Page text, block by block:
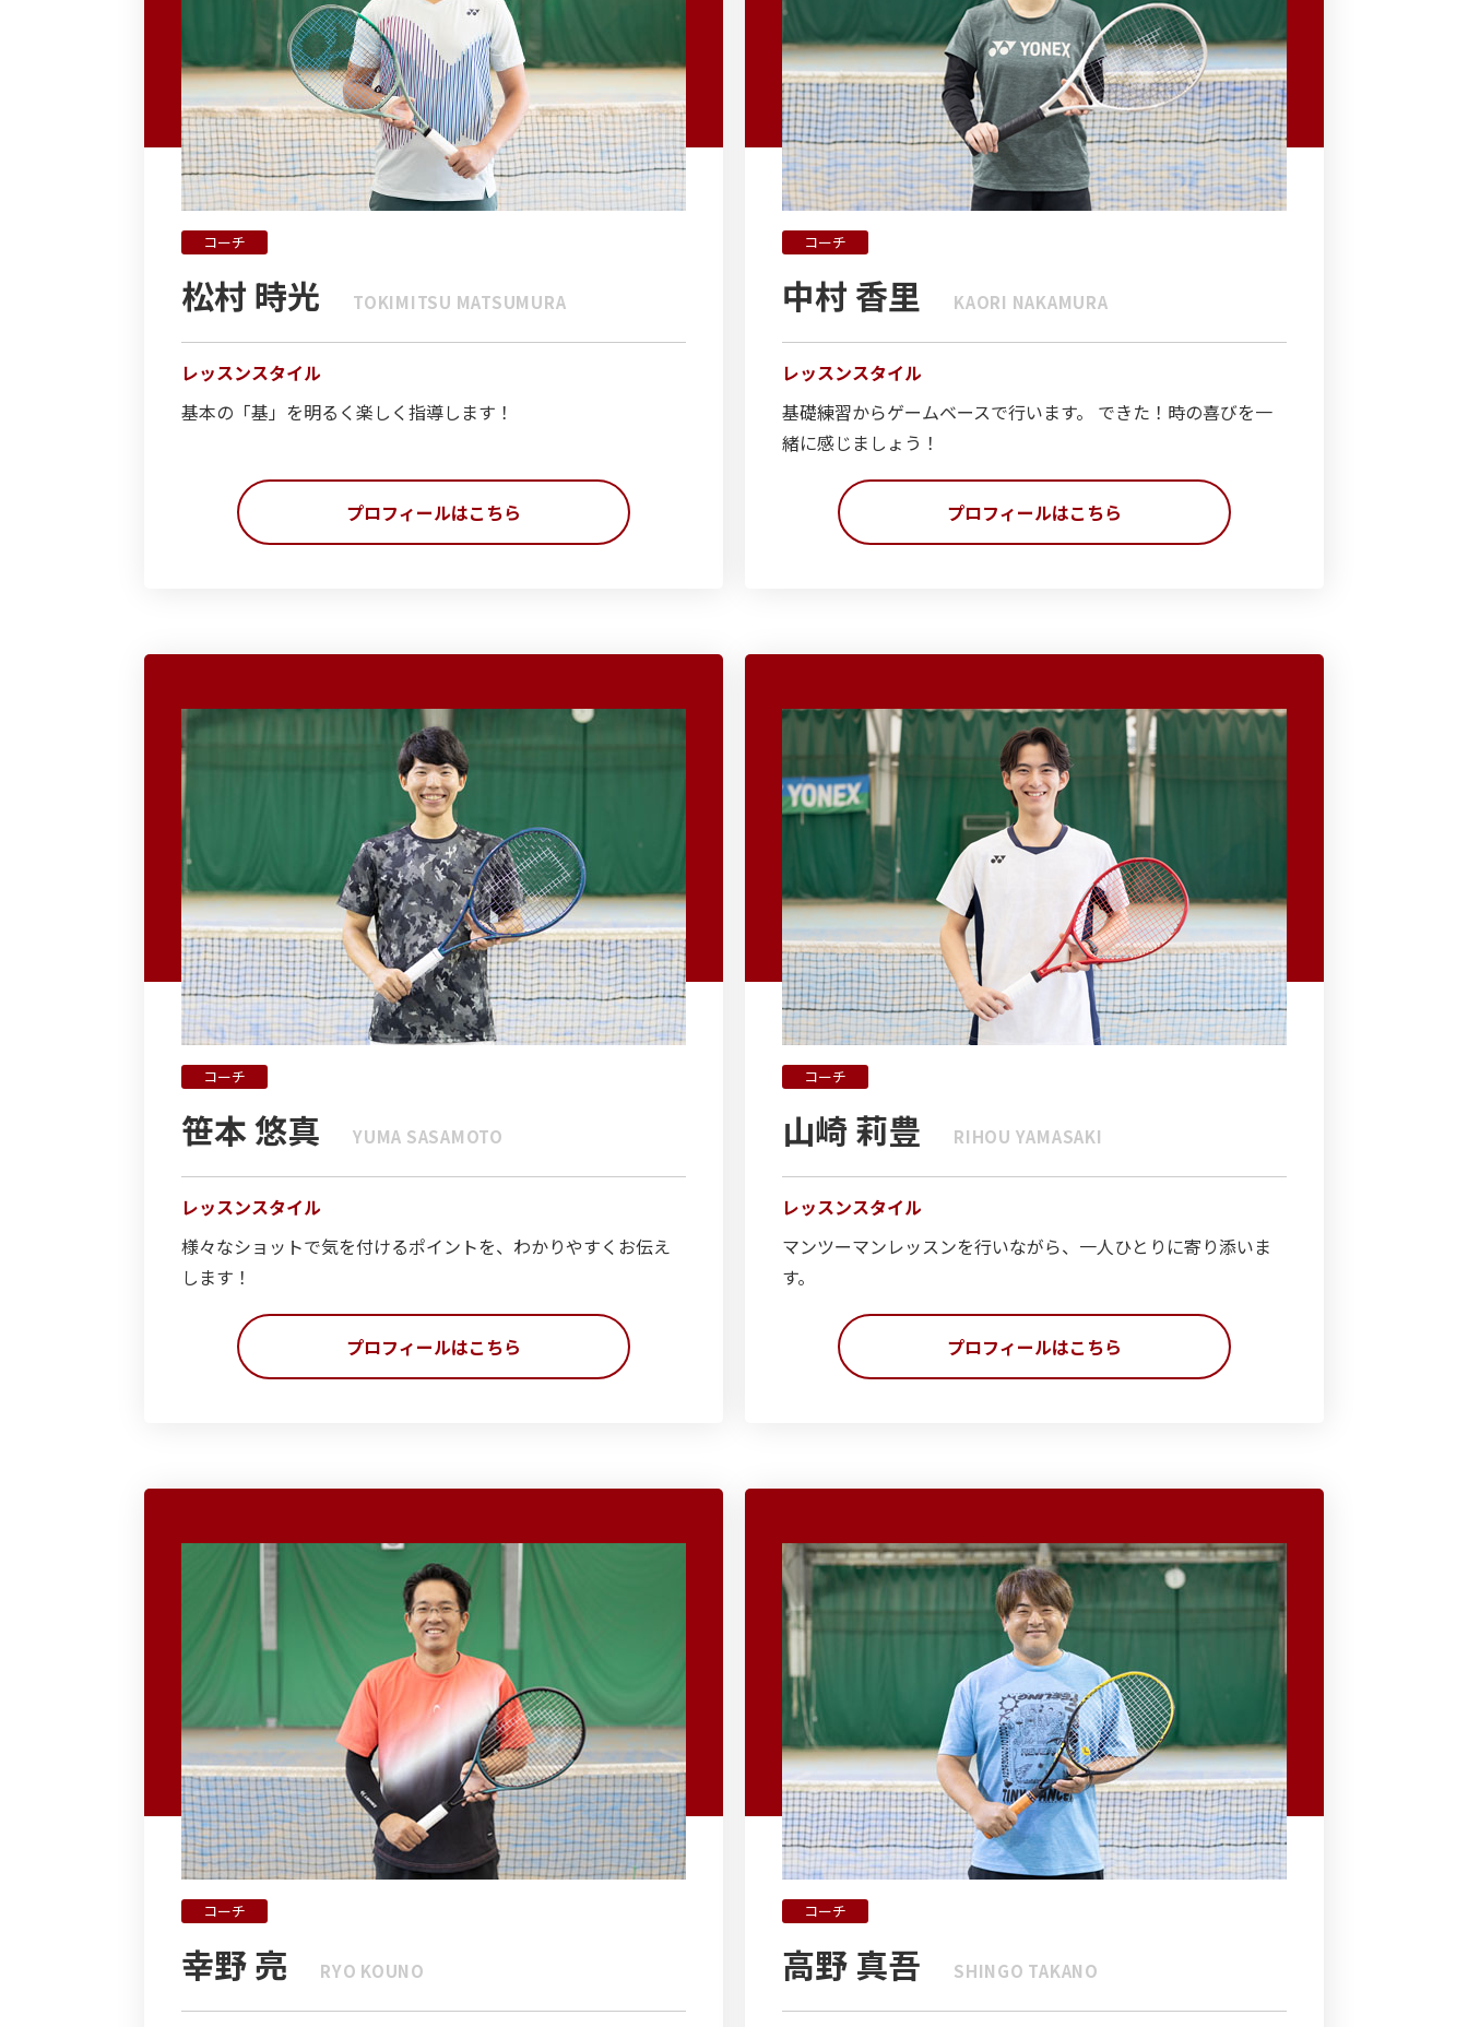
コーチ
松村 時光 TOKIMITSU MATSUMURA
レッスンスタイル
基本の「基」を明るく楽しく指導します！
プロフィールはこちら
コーチ
中村 香里 KAORI NAKAMURA
レッスンスタイル
基礎練習からゲームベースで行います。 できた！時の喜びを一
緒に感じましょう！
プロフィールはこちら
コーチ
笹本 悠真 YUMA SASAMOTO
レッスンスタイル
様々なショットで気を付けるポイントを、わかりやすくお伝え
します！
プロフィールはこちら
コーチ
山崎 莉豊 RIHOU YAMASAKI
レッスンスタイル
マンツーマンレッスンを行いながら、一人ひとりに寄り添いま
す。
プロフィールはこちら
コーチ
幸野 亮 RYO KOUNO
コーチ
高野 真吾 SHINGO TAKANO